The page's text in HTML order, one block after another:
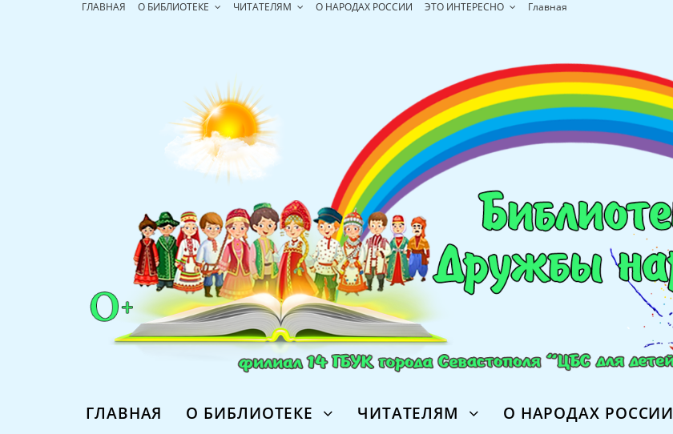
ГЛАВНАЯ О БИБЛИОТЕКЕ ЧИТАТЕЛЯМ О НАРОДАХ РОССИИ ЭТО ИНТЕРЕСНО Главная
ГЛАВНАЯ О БИБЛИОТЕКЕ ЧИТАТЕЛЯМ О НАРОДАХ РОССИИ